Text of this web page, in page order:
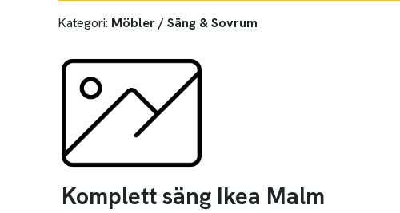
Kategori: Möbler / Säng & Sovrum
Komplett säng Ikea Malm